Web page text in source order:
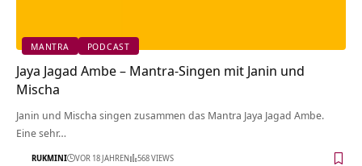
MANTRA PODCAST
Jaya Jagad Ambe – Mantra-Singen mit Janin und
Mischa
Janin und Mischa singen zusammen das Mantra Jaya Jagad Ambe.
Eine sehr…
RUKMINI VOR 18 JAHREN 568 VIEWS